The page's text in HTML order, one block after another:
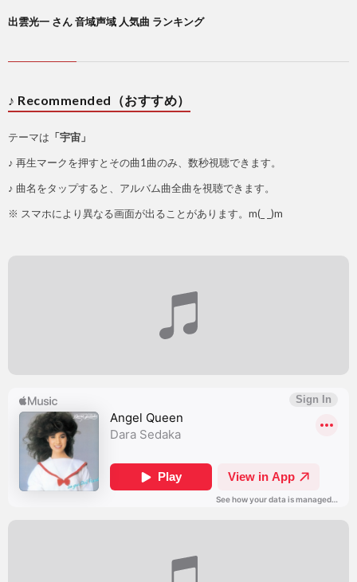
出雲光一 さん 音域声域 人気曲 ランキング
♪ Recommended（おすすめ）
テーマは 「宇宙」
♪ 再生マークを押すとその曲1曲のみ、数秒視聴できます。
♪ 曲名をタップすると、アルバム曲全曲を視聴できます。
※ スマホにより異なる画面が出ることがあります。m(_ _)m